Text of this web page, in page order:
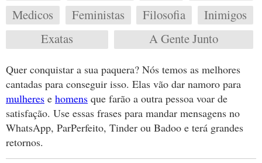
Medicos
Feministas Filosofia
Inimigos
Exatas
A Gente Junto
Quer conquistar a sua paquera? Nós temos as melhores
cantadas para conseguir isso. Elas vão dar namoro para
mulheres e homens que farão a outra pessoa voar de
satisfação. Use essas frases para mandar mensagens no
WhatsApp, ParPerfeito, Tinder ou Badoo e terá grandes
retornos.